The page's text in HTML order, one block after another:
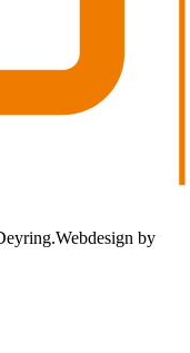
Webdesign by